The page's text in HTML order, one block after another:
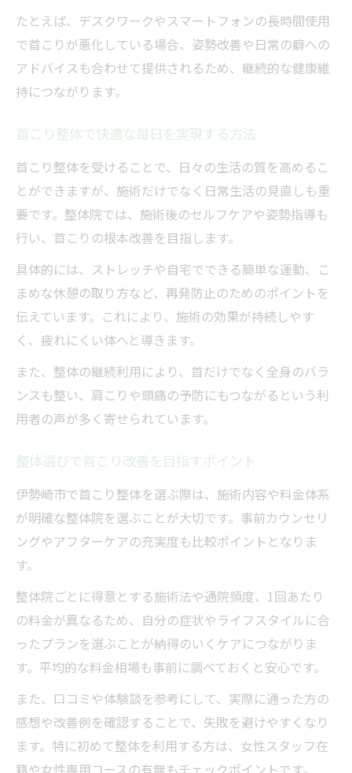
首こり整体の口コミや評判をチェック
納得できる整体の選び方とポイント
首こり整体を比較する際の判断基準とは
整体の料金や首こり施術内容を確認しよう
め
整体院ごとの首こり施術体験談も参考に
首こり整体の費用や通院プランを検討する
たとえば、デスクワークやスマートフォンの長時間使用
で首こりが悪化している場合、姿勢改善や日常の癖への
アドバイスも合わせて提供されるため、継続的な健康維
持につながります。
首こり整体で快適な毎日を実現する方法
首こり整体を受けることで、日々の生活の質を高めるこ
とができますが、施術だけでなく日常生活の見直しも重
要です。整体院では、施術後のセルフケアや姿勢指導も
行い、首こりの根本改善を目指します。
具体的には、ストレッチや自宅でできる簡単な運動、こ
まめな休憩の取り方など、再発防止のためのポイントを
伝えています。これにより、施術の効果が持続しやす
く、疲れにくい体へと導きます。
また、整体の継続利用により、首だけでなく全身のバラ
ンスも整い、肩こりや頭痛の予防にもつながるという利
用者の声が多く寄せられています。
整体選びで首こり改善を目指すポイント
伊勢崎市で首こり整体を選ぶ際は、施術内容や料金体系
が明確な整体院を選ぶことが大切です。事前カウンセリ
ングやアフターケアの充実度も比較ポイントとなりま
す。
整体院ごとに得意とする施術法や通院頻度、1回あたり
の料金が異なるため、自分の症状やライフスタイルに合
ったプランを選ぶことが納得のいくケアにつながりま
す。平均的な料金相場も事前に調べておくと安心です。
また、口コミや体験談を参考にして、実際に通った方の
感想や改善例を確認することで、失敗を避けやすくなり
ます。特に初めて整体を利用する方は、女性スタッフ在
籍や女性専用コースの有無もチェックポイントです。